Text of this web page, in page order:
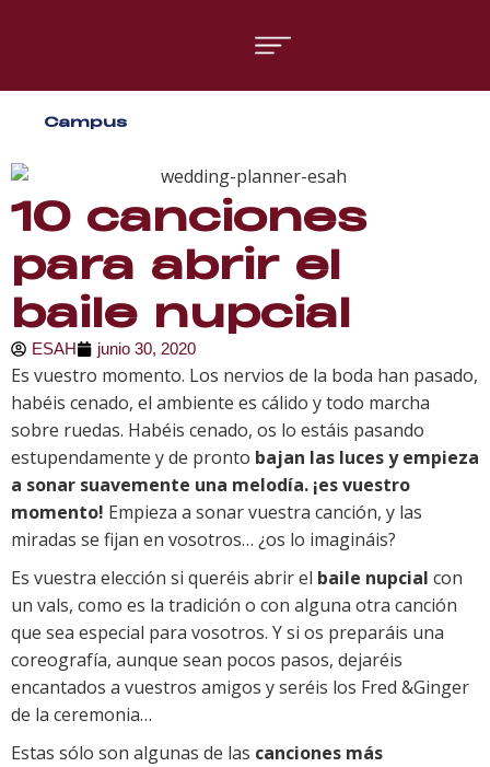
Campus
10 canciones
para abrir el
baile nupcial
ESAH junio 30, 2020
Es vuestro momento. Los nervios de la boda han pasado,
habéis cenado, el ambiente es cálido y todo marcha
sobre ruedas. Habéis cenado, os lo estáis pasando
estupendamente y de pronto bajan las luces y empieza
a sonar suavemente una melodía. ¡es vuestro
momento! Empieza a sonar vuestra canción, y las
miradas se fijan en vosotros… ¿os lo imagináis?
Es vuestra elección si queréis abrir el baile nupcial con
un vals, como es la tradición o con alguna otra canción
que sea especial para vosotros. Y si os preparáis una
coreografía, aunque sean pocos pasos, dejaréis
encantados a vuestros amigos y seréis los Fred &Ginger
de la ceremonia…
Estas sólo son algunas de las canciones más